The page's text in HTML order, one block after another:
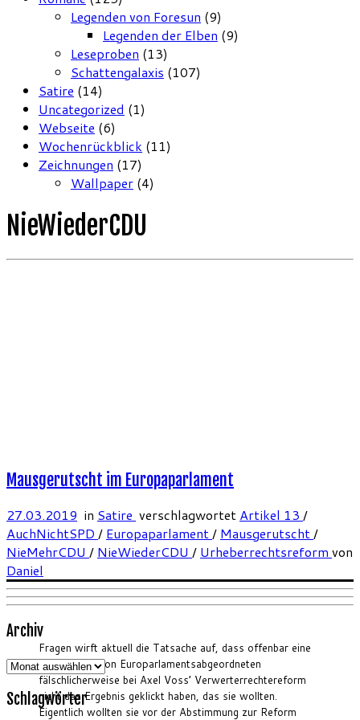
Legenden von Foresun (9)
Legenden der Elben (9)
Leseproben (13)
Schattengalaxis (107)
Satire (14)
Uncategorized (1)
Webseite (6)
Wochenrückblick (11)
Zeichnungen (17)
Wallpaper (4)
NieWiederCDU
Fragen wirft aktuell die Tatsache auf, dass offenbar eine
ganze Reihe von Europarlamentsabgeordneten
fälschlicherweise bei Axel Voss’ Verwerterrechtereform
nicht das Ergebnis geklickt haben, das sie wollten.
Eigentlich wollten sie vor der Abstimmung zur Reform
Mausgerutscht im Europaparlament
27.03.2019 in Satire verschlagwortet Artikel 13 /
AuchNichtSPD / Europaparlament/ Mausgerutscht/
NieMehrCDU / NieWiederCDU / Urheberrechtsreform von
Daniel
Archiv
Archiv
Schlagwörter